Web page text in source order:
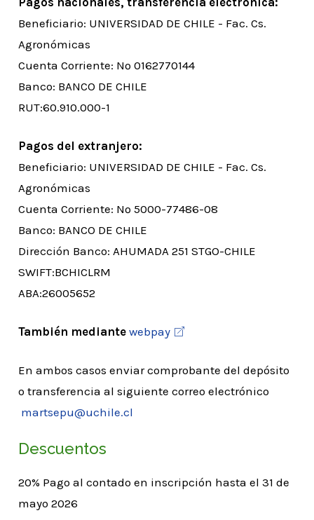
Beneficiario: UNIVERSIDAD DE CHILE - Fac. Cs.
Agronómicas
Cuenta Corriente: Nº 0162770144
Banco: BANCO DE CHILE
RUT:60.910.000-1
Pagos del extranjero:
Beneficiario: UNIVERSIDAD DE CHILE - Fac. Cs.
Agronómicas
Cuenta Corriente: Nº 5000-77486-08
Banco: BANCO DE CHILE
Dirección Banco: AHUMADA 251 STGO-CHILE
SWIFT:BCHICLRM
ABA:26005652
También mediantewebpay
En ambos casos enviar comprobante del depósito
o transferencia al siguiente correo electrónico
martsepu@uchile.cl
Descuentos
20% Pago al contado en inscripción hasta el 31 de
mayo 2026